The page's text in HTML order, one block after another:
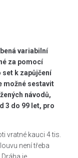
variabilní
za pomocí
set k zapůjčení
možné sestavit
návodů,
3 do 99 let, pro
vratné kauci 4 tis.
není třeba